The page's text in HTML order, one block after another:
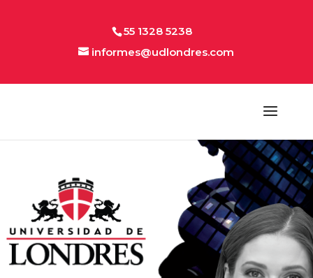
55 1328 5238
informes@udlondres.com